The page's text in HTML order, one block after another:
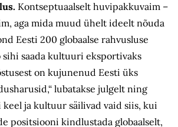
Kontseptuaalselt huvipakkuvaim –
aga mida muud ühelt ideelt nõuda
Eesti 200 globaalse rahvusluse
sihi saada kultuuri eksportivaks
on kujunenud Eesti üks
lubatakse julgelt ning
keel ja kultuur säilivad vaid siis, kui
positsiooni kindlustada globaalselt,